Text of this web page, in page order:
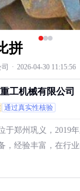
拼
· 2026-04-30 11:15:56
工机械有限公司
通过真实性核验
于郑州巩义，2019
，经验丰富，在行